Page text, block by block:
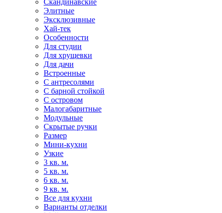
Скандинавские
Элитные
Эксклюзивные
Хай-тек
Особенности
Для студии
Для хрущевки
Для дачи
Встроенные
С антресолями
С барной стойкой
С островом
Малогабаритные
Модульные
Скрытые ручки
Размер
Мини-кухни
Узкие
3 кв. м.
5 кв. м.
6 кв. м.
9 кв. м.
Все для кухни
Варианты отделки